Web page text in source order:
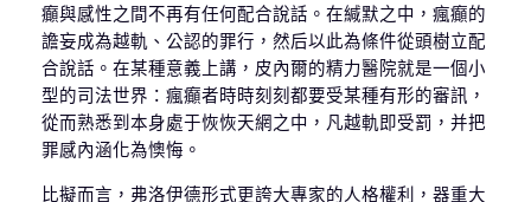
癲與感性之間不再有任何配合說話。在緘默之中，瘋癲的
譫妄成為越軌、公認的罪行，然后以此為條件從頭樹立配
合說話。在某種意義上講，皮內爾的精力醫院就是一個小
型的司法世界：瘋癲者時時刻刻都要受某種有形的審訊，
從而熟悉到本身處于恢恢天網之中，凡越軌即受罰，并把
罪感內涵化為懊悔。
比擬而言，弗洛伊德形式更誇大專家的人格權利，器重大